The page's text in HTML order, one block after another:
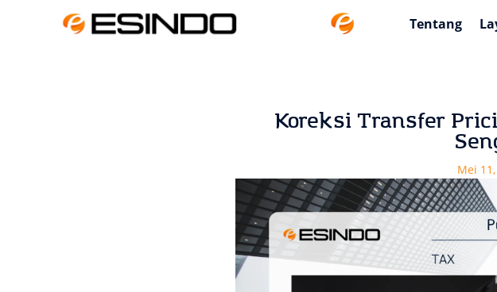
Tentang
Koreksi Transfer
Mei